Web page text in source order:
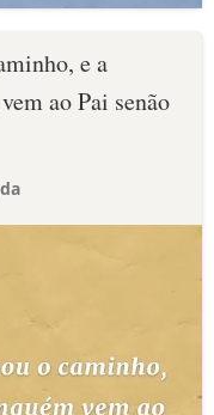
e a
ao Pai senão